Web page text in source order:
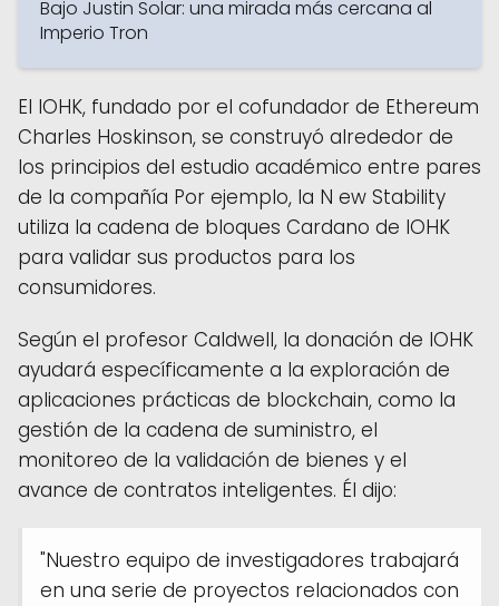
Bajo Justin Solar: una mirada más cercana al
Imperio Tron
El IOHK, fundado por el cofundador de Ethereum
Charles Hoskinson, se construyó alrededor de
los principios del estudio académico entre pares
de la compañía Por ejemplo, la N ew Stability
utiliza la cadena de bloques Cardano de IOHK
para validar sus productos para los
consumidores.
Según el profesor Caldwell, la donación de IOHK
ayudará específicamente a la exploración de
aplicaciones prácticas de blockchain, como la
gestión de la cadena de suministro, el
monitoreo de la validación de bienes y el
avance de contratos inteligentes. Él dijo:
"Nuestro equipo de investigadores trabajará
en una serie de proyectos relacionados con